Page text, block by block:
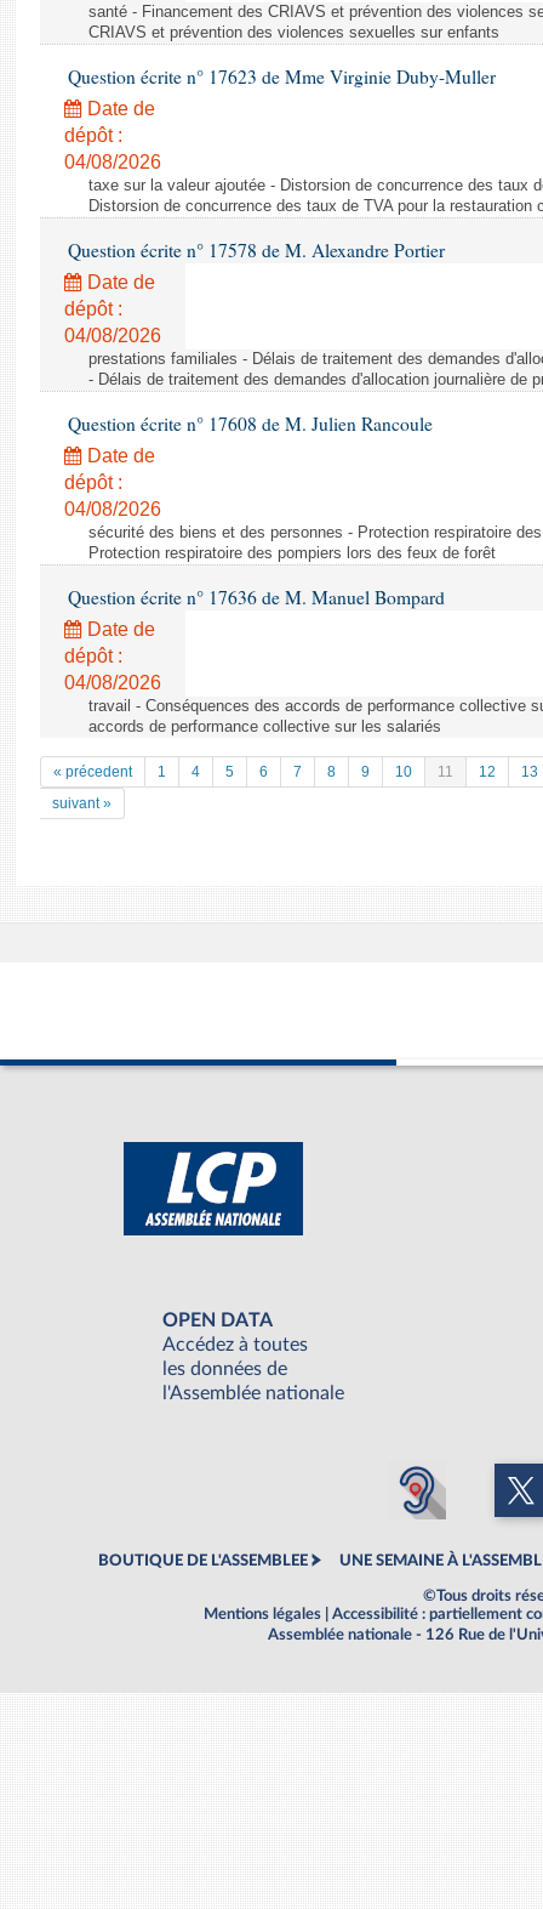
santé - Financement des CRIAVS et prévention des violences
CRIAVS et prévention des violences sexuelles sur enfants
Question écrite n° 17623 de Mme Virginie Duby-Muller
Date de
dépôt :
04/08/2026
taxe sur la valeur ajoutée - Distorsion de concurrence des taux
Distorsion de concurrence des taux de TVA pour la restauration
Question écrite n° 17578 de M. Alexandre Portier
Date de
dépôt :
04/08/2026
prestations familiales - Délais de traitement des demandes
- Délais de traitement des demandes d'allocation journalière de
Question écrite n° 17608 de M. Julien Rancoule
Date de
dépôt :
04/08/2026
sécurité des biens et des personnes - Protection respiratoire
Protection respiratoire des pompiers lors des feux de forêt
Question écrite n° 17636 de M. Manuel Bompard
Date de
dépôt :
04/08/2026
travail - Conséquences des accords de performance collective
accords de performance collective sur les salariés
« précedent 1 4 5 6 7 8 9 10 11 12
13
suivant »
OPEN DATA
Accédez à toutes
les données de
l'Assemblée nationale
BOUTIQUE DE L'ASSEMBLEE UNE SEMAINE À
©Tous droits
Mentions légales
Accessibilité : partiellement
Assemblée nationale - 126 Rue de